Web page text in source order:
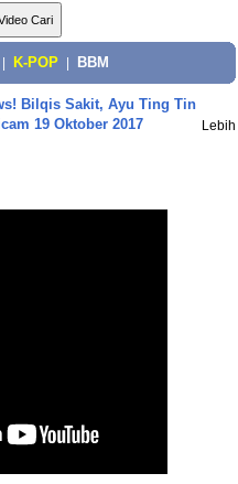
K-POP BBM
Bilqis Sakit, Ayu Ting Tin
19 Oktober 2017
Lebih